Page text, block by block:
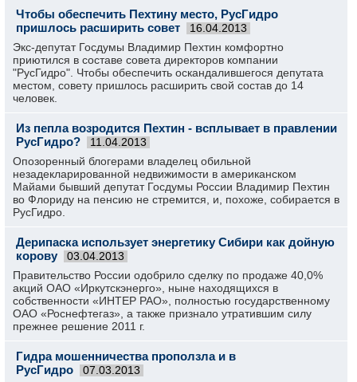
Чтобы обеспечить Пехтину место, РусГидро
пришлось расширить совет
16.04.2013
Экс-депутат Госдумы Владимир Пехтин комфортно
приютился в составе совета директоров компании
"РусГидро". Чтобы обеспечить оскандалившегося депутата
местом, совету пришлось расширить свой состав до 14
человек.
Из пепла возродится Пехтин - всплывает в правлении
РусГидро?
11.04.2013
Опозоренный блогерами владелец обильной
незадекларированной недвижимости в американском
Майами бывший депутат Госдумы России Владимир Пехтин
во Флориду на пенсию не стремится, и, похоже, собирается в
РусГидро.
Дерипаска использует энергетику Сибири как дойную
корову
03.04.2013
Правительство России одобрило сделку по продаже 40,0%
акций ОАО «Иркутскэнерго», ныне находящихся в
собственности «ИНТЕР РАО», полностью государственному
ОАО «Роснефтегаз», а также признало утратившим силу
прежнее решение 2011 г.
Гидра мошенничества проползла и в
РусГидро
07.03.2013